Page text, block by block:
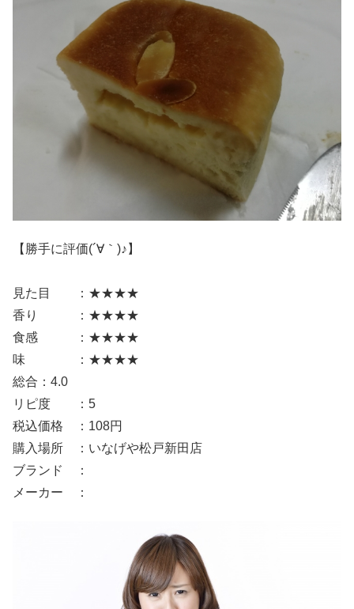
【勝手に評価(´∀｀)♪】
見た目 ：★★★★
香り ：★★★★
食感 ：★★★★
味 ：★★★★
総合：4.0
リピ度 ：5
税込価格 ：108円
購入場所 ：いなげや松戸新田店
ブランド ：
メーカー ：